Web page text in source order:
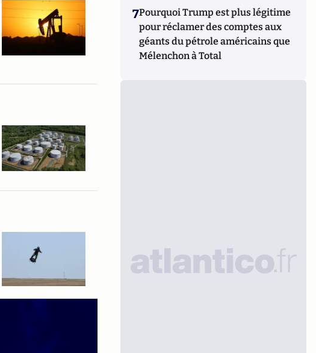
7Pourquoi Trump est plus légitime
pour réclamer des comptes aux
géants du pétrole américains que
Mélenchon à Total